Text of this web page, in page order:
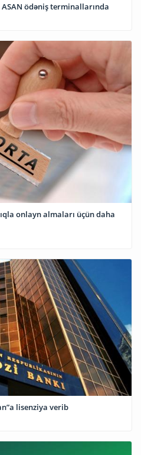
ödəniş terminallarında
onlayn almaları üçün daha
lisenziya verib